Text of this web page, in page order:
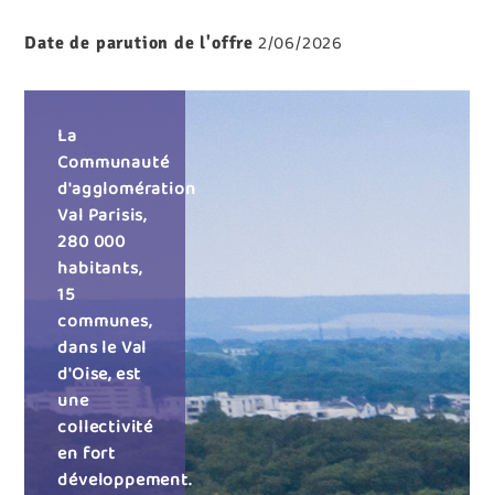
Date de parution de l'offre 2/06/2026
La
Communauté
d'agglomération
Val Parisis,
280 000
habitants,
15
communes,
dans le Val
d'Oise, est
une
collectivité
en fort
développement.